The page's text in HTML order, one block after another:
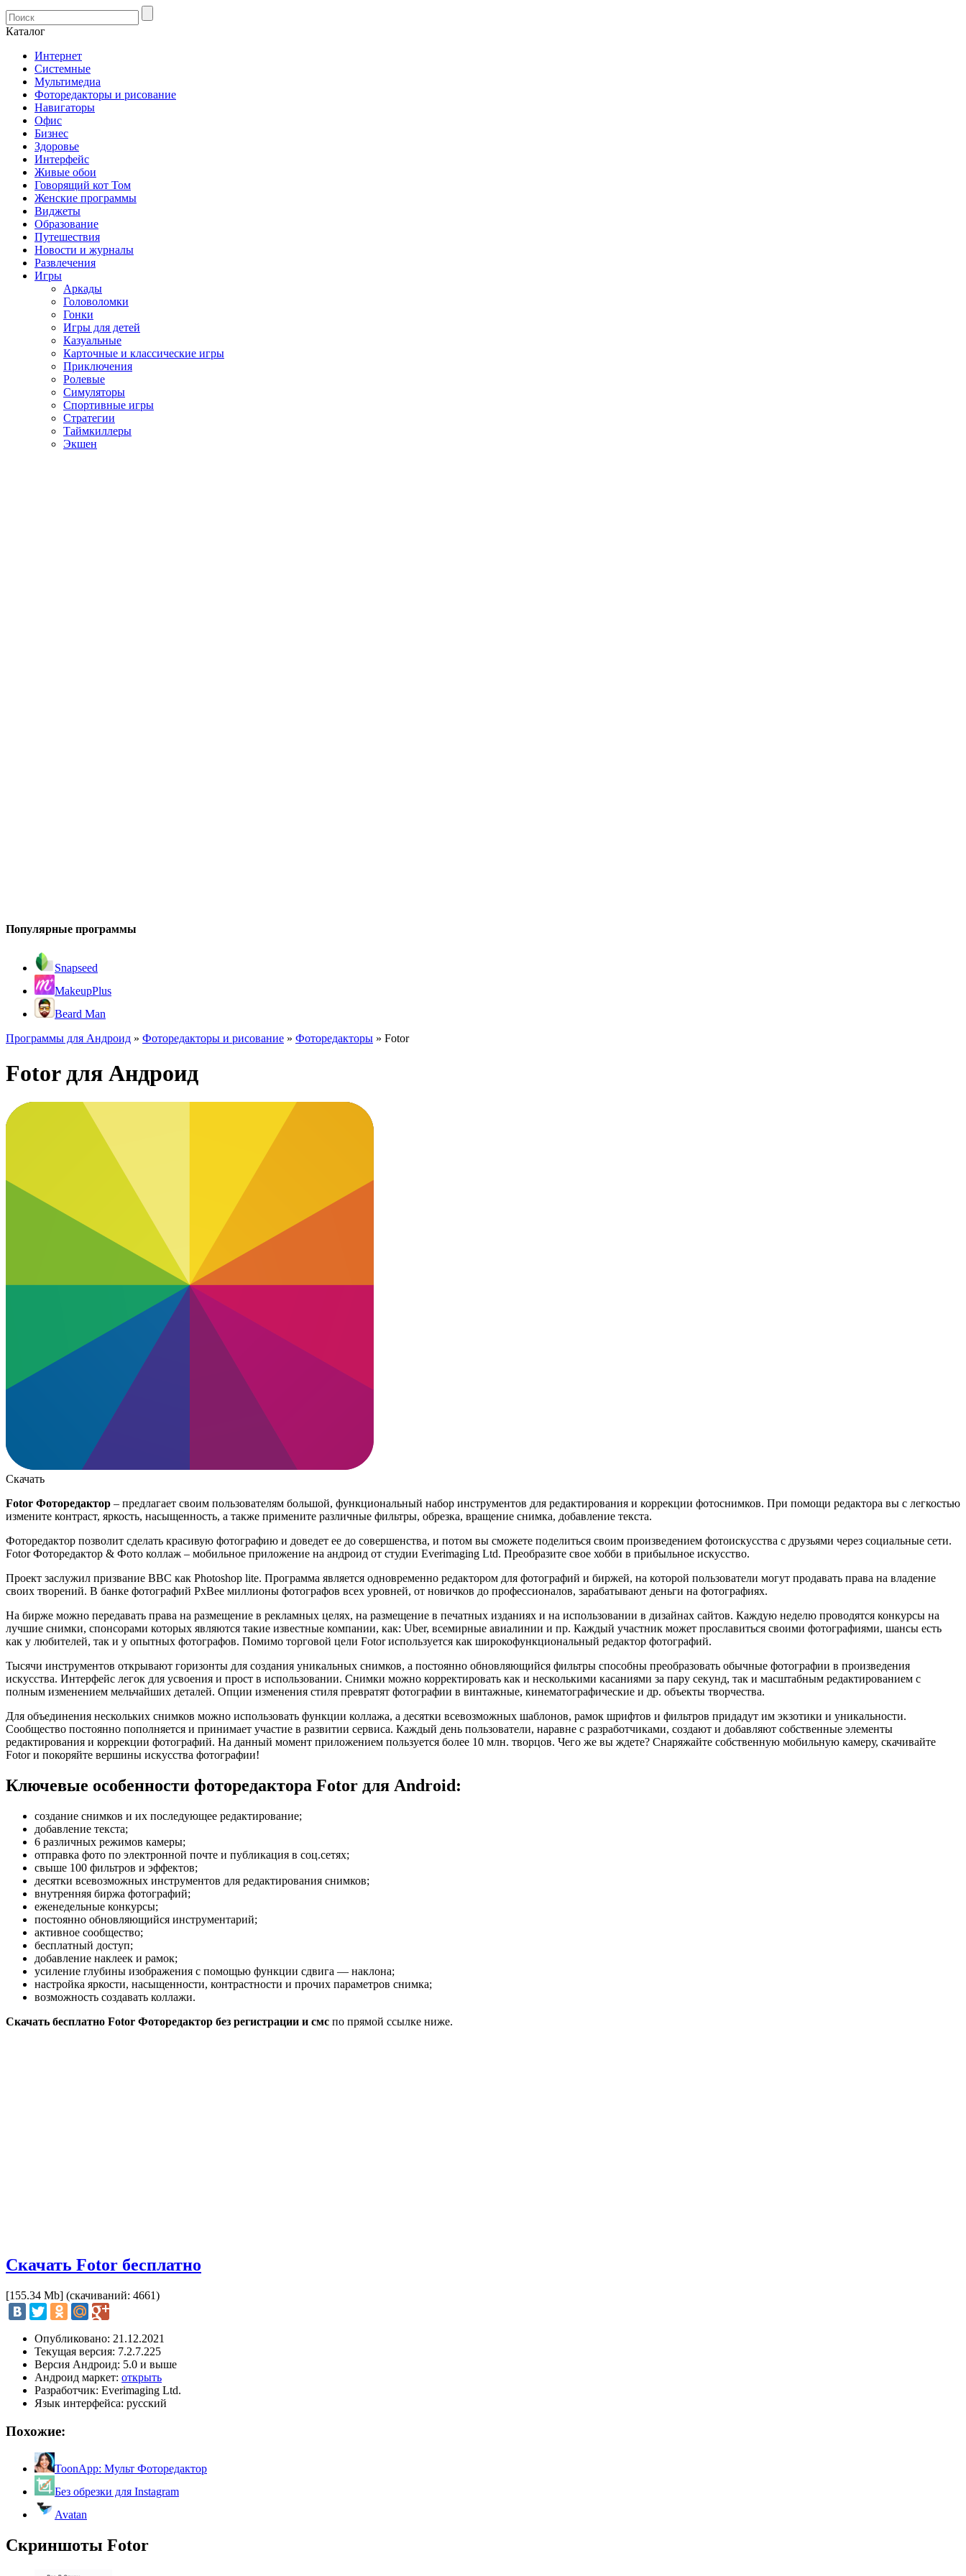
Каталог
Интернет
Системные
Мультимедиа
Фоторедакторы и рисование
Навигаторы
Офис
Бизнес
Здоровье
Интерфейс
Живые обои
Говорящий кот Том
Женские программы
Виджеты
Образование
Путешествия
Новости и журналы
Развлечения
Игры
Аркады
Головоломки
Гонки
Игры для детей
Казуальные
Карточные и классические игры
Приключения
Ролевые
Симуляторы
Спортивные игры
Стратегии
Таймкиллеры
Экшен
Популярные программы
Snapseed
MakeupPlus
Beard Man
Программы для Андроид » Фоторедакторы и рисование » Фоторедакторы » Fotor
Fotor для Андроид
Скачать
Fotor Фоторедактор – предлагает своим пользователям большой, функциональный набор инструментов для редактирования и коррекции фотоснимков. При помощи редактора вы с легкостью
измените контраст, яркость, насыщенность, а также примените различные фильтры, обрезка, вращение снимка, добавление текста.
Фоторедактор позволит сделать красивую фотографию и доведет ее до совершенства, и потом вы сможете поделиться своим произведением фотоискусства с друзьями через социальные сети.
Fotor Фоторедактор & Фото коллаж – мобильное приложение на андроид от студии Everimaging Ltd. Преобразите свое хобби в прибыльное искусство.
Проект заслужил призвание BBC как Photoshop lite. Программа является одновременно редактором для фотографий и биржей, на которой пользователи могут продавать права на владение
своих творений. В банке фотографий PxBee миллионы фотографов всех уровней, от новичков до профессионалов, зарабатывают деньги на фотографиях.
На бирже можно передавать права на размещение в рекламных целях, на размещение в печатных изданиях и на использовании в дизайнах сайтов. Каждую неделю проводятся конкурсы на
лучшие снимки, спонсорами которых являются такие известные компании, как: Uber, всемирные авиалинии и пр. Каждый участник может прославиться своими фотографиями, шансы есть
как у любителей, так и у опытных фотографов. Помимо торговой цели Fotor используется как широкофункциональный редактор фотографий.
Тысячи инструментов открывают горизонты для создания уникальных снимков, а постоянно обновляющийся фильтры способны преобразовать обычные фотографии в произведения
искусства. Интерфейс легок для усвоения и прост в использовании. Снимки можно корректировать как и несколькими касаниями за пару секунд, так и масштабным редактированием с
полным изменением мельчайших деталей. Опции изменения стиля превратят фотографии в винтажные, кинематографические и др. объекты творчества.
Для объединения нескольких снимков можно использовать функции коллажа, а десятки всевозможных шаблонов, рамок шрифтов и фильтров придадут им экзотики и уникальности.
Сообщество постоянно пополняется и принимает участие в развитии сервиса. Каждый день пользователи, наравне с разработчиками, создают и добавляют собственные элементы
редактирования и коррекции фотографий. На данный момент приложением пользуется более 10 млн. творцов. Чего же вы ждете? Снаряжайте собственную мобильную камеру, скачивайте
Fotor и покоряйте вершины искусства фотографии!
Ключевые особенности фоторедактора Fotor для Android:
создание снимков и их последующее редактирование;
добавление текста;
6 различных режимов камеры;
отправка фото по электронной почте и публикация в соц.сетях;
свыше 100 фильтров и эффектов;
десятки всевозможных инструментов для редактирования снимков;
внутренняя биржа фотографий;
еженедельные конкурсы;
постоянно обновляющийся инструментарий;
активное сообщество;
бесплатный доступ;
добавление наклеек и рамок;
усиление глубины изображения с помощью функции сдвига — наклона;
настройка яркости, насыщенности, контрастности и прочих параметров снимка;
возможность создавать коллажи.
Скачать бесплатно Fotor Фоторедактор без регистрации и смс по прямой ссылке ниже.
Скачать Fotor бесплатно
[155.34 Mb] (cкачиваний: 4661)
Опубликовано: 21.12.2021
Текущая версия: 7.2.7.225
Версия Андроид: 5.0 и выше
Андроид маркет: открыть
Разработчик: Everimaging Ltd.
Язык интерфейса: русский
Похожие:
ToonApp: Мульт Фоторедактор
Без обрезки для Instagram
Avatan
Скриншоты Fotor